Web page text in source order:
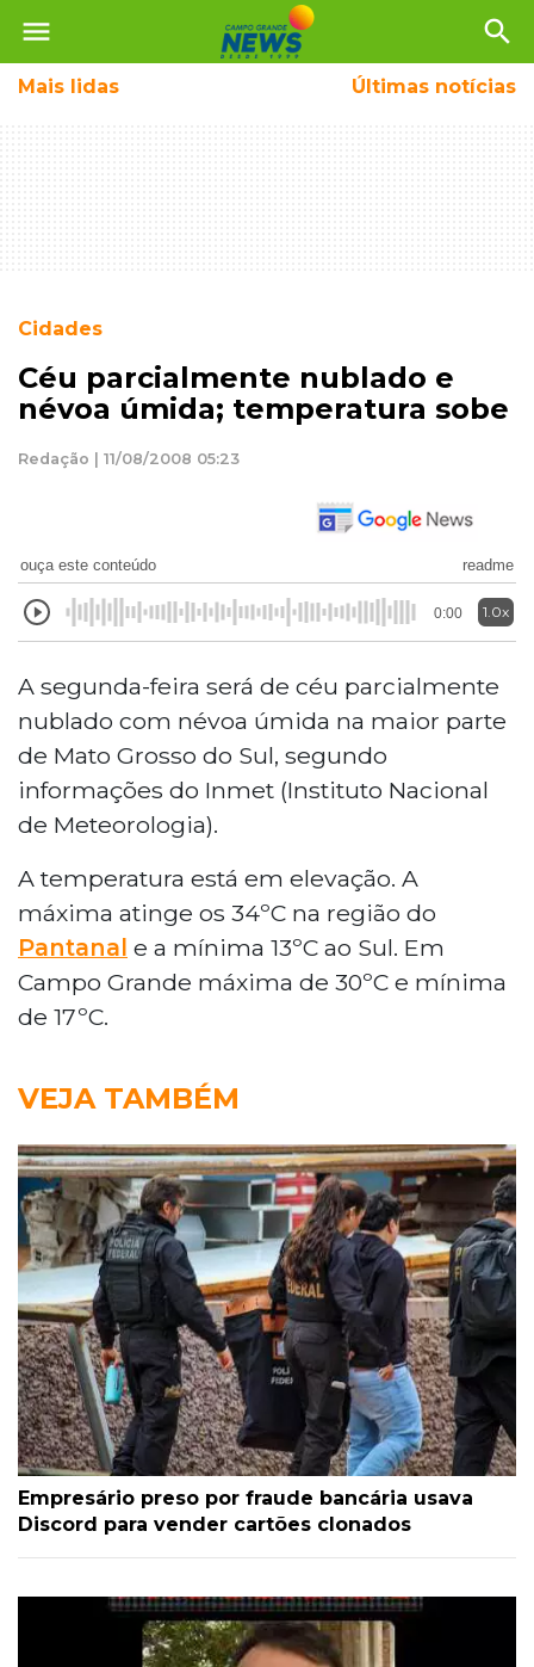
menu search
Mais lidas Últimas notícias
Cidades
Céu parcialmente nublado e
névoa úmida; temperatura sobe
Redação | 11/08/2008 05:23
ouça este conteúdo readme
0:00 1.0x
A segunda-feira será de céu parcialmente
nublado com névoa úmida na maior parte
de Mato Grosso do Sul, segundo
informações do Inmet (Instituto Nacional
de Meteorologia).
A temperatura está em elevação. A
máxima atinge os 34ºC na região do
Pantanal e a mínima 13ºC ao Sul. Em
Campo Grande máxima de 30ºC e mínima
de 17ºC.
VEJA TAMBÉM
Empresário preso por fraude bancária usava
Discord para vender cartões clonados